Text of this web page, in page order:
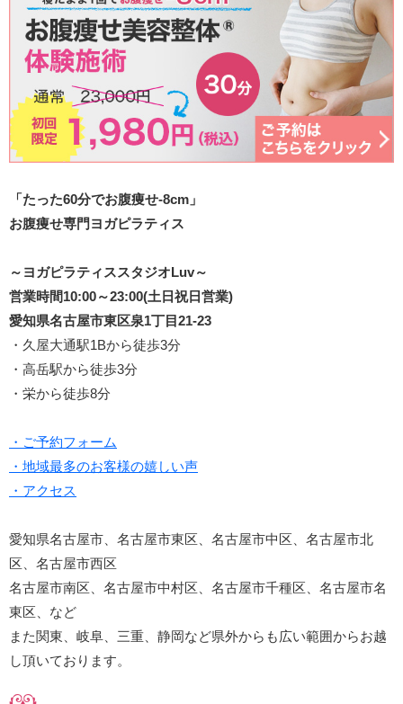
「たった60分でお腹痩せ-8cm」
お腹痩せ専門ヨガピラティス
～ヨガピラティススタジオLuv～
営業時間10:00～23:00(土日祝日営業)
愛知県名古屋市東区泉1丁目21-23
・久屋大通駅1Bから徒歩3分
・高岳駅から徒歩3分
・栄から徒歩8分
・ご予約フォーム
・地域最多のお客様の嬉しい声
・アクセス
愛知県名古屋市、名古屋市東区、名古屋市中区、名古屋市北
区、名古屋市西区
名古屋市南区、名古屋市中村区、名古屋市千種区、名古屋市名
東区、など
また関東、岐阜、三重、静岡など県外からも広い範囲からお越
し頂いております。